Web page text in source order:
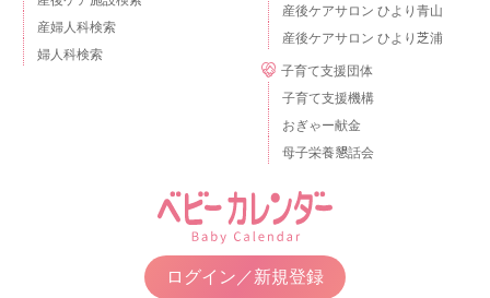
産婦人科検索
婦人科検索
産後ケアサロン ひより青山
産後ケアサロン ひより芝浦
子育て支援団体
子育て支援機構
おぎゃー献金
母子栄養懇話会
ログイン／新規登録